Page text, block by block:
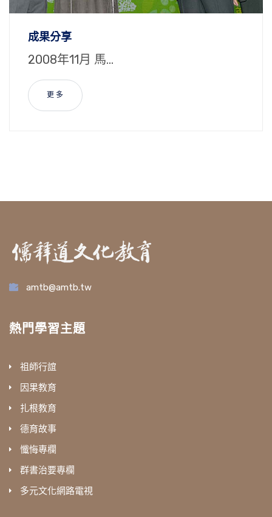
成果分享
2008年11月 馬...
更 多
amtb@amtb.tw
熱門學習主題
祖師行誼
因果教育
扎根教育
德育故事
懺悔專欄
群書治要專欄
多元文化網路電視